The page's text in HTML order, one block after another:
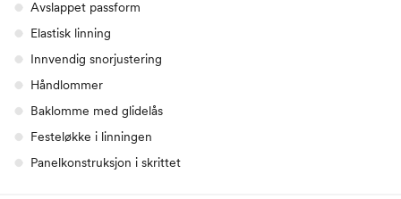
Avslappet passform
Elastisk linning
Innvendig snorjustering
Håndlommer
Baklomme med glidelås
Festeløkke i linningen
Panelkonstruksjon i skrittet